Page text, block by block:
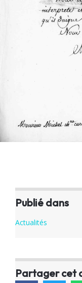
Publié dans
Actualités
Partager cet